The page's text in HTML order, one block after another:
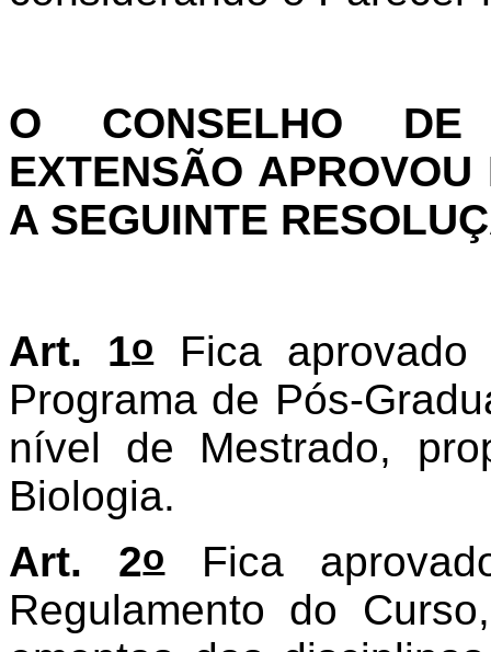
O CONSELHO
EXTENSÃO
A SEGUINTE
Art. 1oFica aprovado
Programa de Pós-
nível de Mestrado,
Biologia.
Art. 2oFica
Regulamento do